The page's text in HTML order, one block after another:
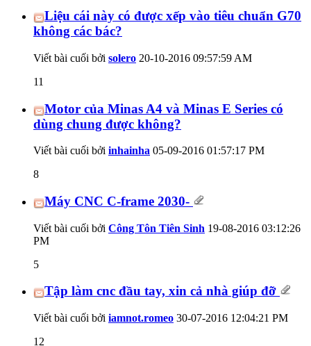
Liệu cái này có được xếp vào tiêu chuẩn G70
không các bác?
Viết bài cuối bởi solero 20-10-2016 09:57:59 AM
11
Motor của Minas A4 và Minas E Series có
dùng chung được không?
Viết bài cuối bởi inhainha 05-09-2016 01:57:17 PM
8
Máy CNC C-frame 2030-
Viết bài cuối bởi Công Tôn Tiên Sinh 19-08-2016 03:12:26
PM
5
Tập làm cnc đầu tay, xin cả nhà giúp đỡ
Viết bài cuối bởi iamnot.romeo 30-07-2016 12:04:21 PM
12